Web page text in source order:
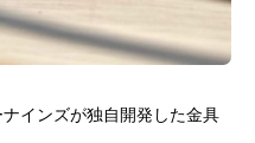
インズが独自開発した金具